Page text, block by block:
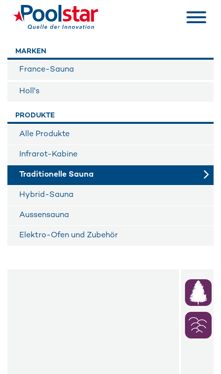
MARKEN
France-Sauna
Holl's
PRODUKTE
Alle Produkte
Infrarot-Kabine
Traditionelle Sauna
Hybrid-Sauna
Aussensauna
Elektro-Ofen und Zubehör